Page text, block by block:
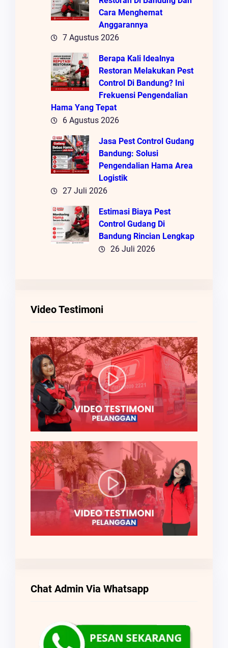
Cara Menghemat
Anggarannya
7 Agustus 2026
Berapa Kali Idealnya
Restoran Melakukan Pest
Control Di Bandung? Ini
Frekuensi Pengendalian
Hama Yang Tepat
6 Agustus 2026
Jasa Pest Control Gudang
Bandung: Solusi
Pengendalian Hama Area
Logistik
27 Juli 2026
Estimasi Biaya Pest
Control Gudang Di
Bandung Rincian Lengkap
26 Juli 2026
Video Testimoni
Chat Admin Via Whatsapp